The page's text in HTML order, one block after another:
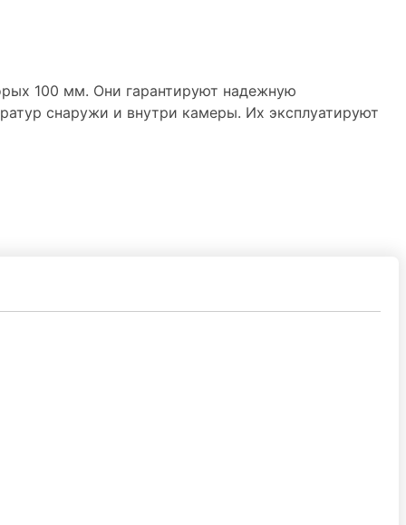
100 мм. Они гарантируют надежную
снаружи и внутри камеры. Их эксплуатируют